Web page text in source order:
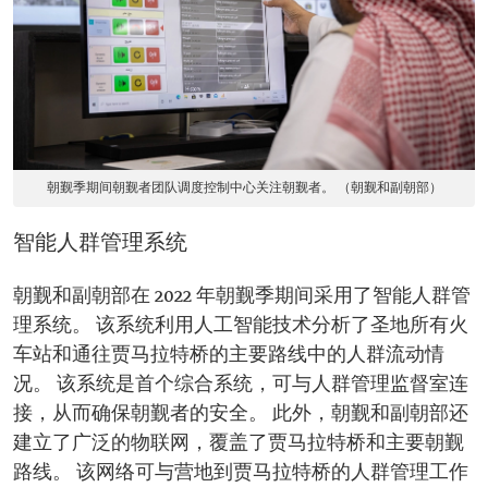
朝觐季期间朝觐者团队调度控制中心关注朝觐者。 （朝觐和副朝部）
智能人群管理系统
朝觐和副朝部在 2022 年朝觐季期间采用了智能人群管
理系统。 该系统利用人工智能技术分析了圣地所有火
车站和通往贾马拉特桥的主要路线中的人群流动情
况。 该系统是首个综合系统，可与人群管理监督室连
接，从而确保朝觐者的安全。 此外，朝觐和副朝部还
建立了广泛的物联网，覆盖了贾马拉特桥和主要朝觐
路线。 该网络可与营地到贾马拉特桥的人群管理工作